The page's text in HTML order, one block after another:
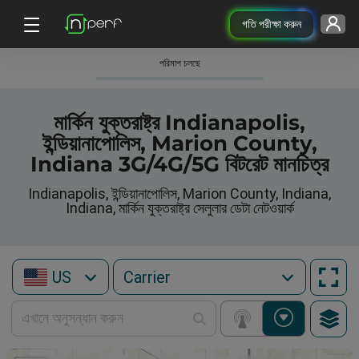
গতি পরীক্ষা করুন
পরিমাপ চলছে
মার্কিন যুক্তরাষ্ট্র Indianapolis,
ইন্ডিয়ানাপোলিস, Marion County,
Indiana 3G/4G/5G বিটরেট মানচিত্র
Indianapolis, ইন্ডিয়ানাপোলিস, Marion County, Indiana,
Indiana, মার্কিন যুক্তরাষ্ট্র সেলুলার ডেটা নেটওয়ার্ক
US